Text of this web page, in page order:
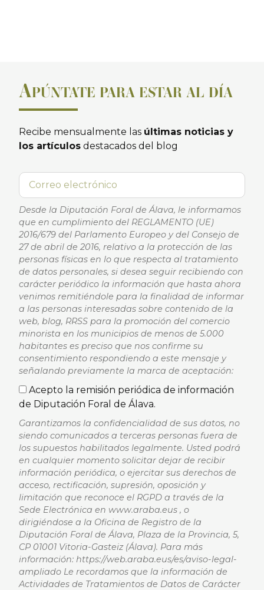
APÚNTATE PARA ESTAR AL DÍA
Recibe mensualmente las últimas noticias y
los artículos destacados del blog
Desde la Diputación Foral de Álava, le informamos
que en cumplimiento del REGLAMENTO (UE)
2016/679 del Parlamento Europeo y del Consejo de
27 de abril de 2016, relativo a la protección de las
personas físicas en lo que respecta al tratamiento
de datos personales, si desea seguir recibiendo con
carácter periódico la información que hasta ahora
venimos remitiéndole para la finalidad de informar
a las personas interesadas sobre contenido de la
web, blog, RRSS para la promoción del comercio
minorista en los municipios de menos de 5.000
habitantes es preciso que nos confirme su
consentimiento respondiendo a este mensaje y
señalando previamente la marca de aceptación:
Acepto la remisión periódica de información
de Diputación Foral de Álava.
Garantizamos la confidencialidad de sus datos, no
siendo comunicados a terceras personas fuera de
los supuestos habilitados legalmente. Usted podrá
en cualquier momento solicitar dejar de recibir
información periódica, o ejercitar sus derechos de
acceso, rectificación, supresión, oposición y
limitación que reconoce el RGPD a través de la
Sede Electrónica en www.araba.eus , o
dirigiéndose a la Oficina de Registro de la
Diputación Foral de Álava, Plaza de la Provincia, 5,
CP 01001 Vitoria-Gasteiz (Álava). Para más
información: https://web.araba.eus/es/aviso-legal-
ampliado Le recordamos que la información de
Actividades de Tratamientos de Datos de Carácter